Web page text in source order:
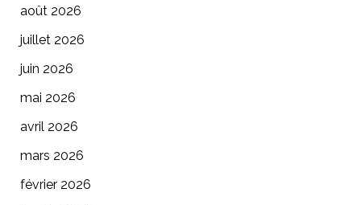
août 2026
juillet 2026
juin 2026
mai 2026
avril 2026
mars 2026
février 2026